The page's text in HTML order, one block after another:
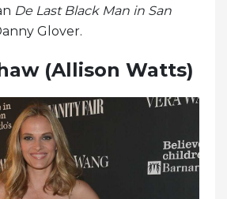
De Last Black Man in San
Glover.
(Allison Watts)